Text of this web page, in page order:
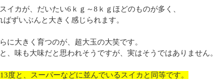
イカが、だいたい6ｋｇ～8ｋｇほどのものが多く、
ばずいぶんと大きく感じられます。
に大きく育つのが、超大玉の大笑です。
、味も大味だと思われそうですが、実はそうではありません。
度と、スーパーなどに並んでいるスイカと同等です。